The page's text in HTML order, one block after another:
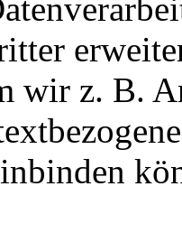
wir z. B.